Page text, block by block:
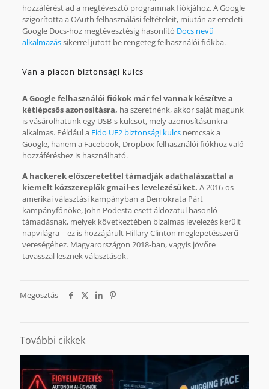
hozzáférést ad a megtévesztő programnak fiókjához. A Google
szigorította a OAuth felhasználási feltételeit, miután az eredeti
Google Docs-hoz megtévesztésig hasonlító Docs nevű
alkalmazássikerrel jutott be rengeteg felhasználói fiókba.
Van a piacon biztonsági kulcs
A Google felhasználói fiókok már fel vannak készítve a
kétlépcsős azonosításra, ha szeretnénk, akkor saját magunk
is vásárolhatunk egy USB-s kulcsot, mely azonosításunkra
alkalmas. Például a Fido UF2 biztonsági kulcsnemcsak a
Google, hanem a Facebook, Dropbox felhasználói fiókhoz való
hozzáféréshez is használható.
A hackerek előszeretettel támadják adathalászattal a
kiemelt közszereplők gmail-es levelezésüket. A 2016-os
amerikai választási kampányban a Demokrata Párt
kampányfőnöke, John Podesta esett áldozatul hasonló
támadásnak, melyek következtében bizalmas levelezés került
napvilágra – ez is hozzájárult Hillary Clinton meglepetésszerű
vereségéhez. Magyarországon 2018-ban, vagyis jövőre
tavasszal lesznek választások.
Megosztás
További cikkek